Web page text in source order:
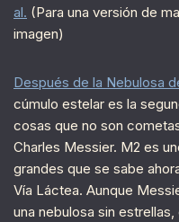
al. (Para una versión de
imagen)
Después de la Nebulosa
cúmulo estelar es la
cosas que no son
Charles Messier. M2 es
grandes que se sabe
Vía Láctea. Aunque
una nebulosa sin estrellas,